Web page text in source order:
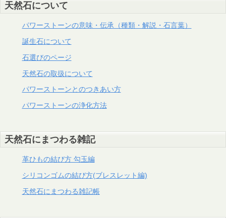
天然石について
パワーストーンの意味・伝承（種類・解説・石言葉）
誕生石について
石選びのページ
天然石の取扱について
パワーストーンとのつきあい方
パワーストーンの浄化方法
天然石にまつわる雑記
革ひもの結び方 勾玉編
シリコンゴムの結び方(ブレスレット編)
天然石にまつわる雑記帳